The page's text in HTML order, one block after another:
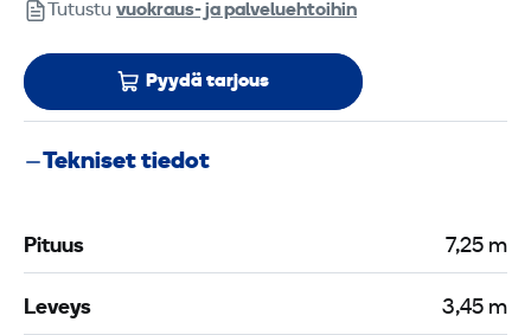
Tutustu vuokraus- ja palveluehtoihin
Pyydä tarjous
Tekniset tiedot
Pituus 7,25 m
Leveys 3,45 m